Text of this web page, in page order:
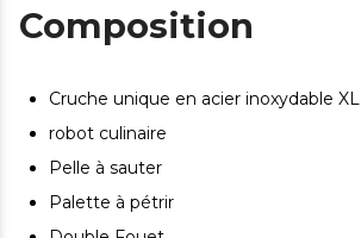
Composition
Cruche unique en acier inoxydable XL
robot culinaire
Pelle à sauter
Palette à pétrir